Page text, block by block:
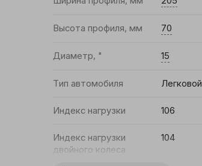
Уцененные товары
Новогодние товары
Высота профиля, мм 70
Диаметр, " 15
Тип автомобиля Легковой
Индекс нагрузки 106
Индекс нагрузки
двойного колеса
104